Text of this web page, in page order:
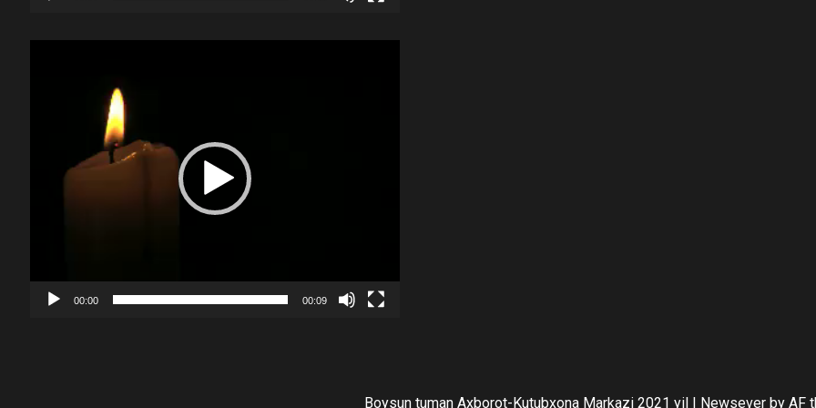
00:00 00:09
Boysun tuman Axborot-Kutubxona Markazi 2021 yil | Newseverby AF